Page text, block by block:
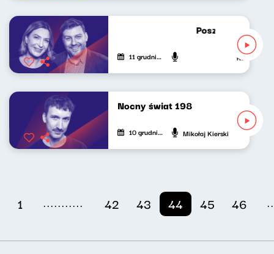
Poszukiwacze
11 grudnia 2024 Katarzyna
Nocny świat 198
10 grudnia 2024 Mikołaj Kierski
1 ........... 42 43 44 45 46